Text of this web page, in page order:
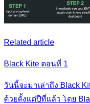
Related article
Black Kite ตอนที่ 1
วันนี้จะมาเล่าถึง Black
ด้วยตั้งแต่ปีที่แล้ว โดย